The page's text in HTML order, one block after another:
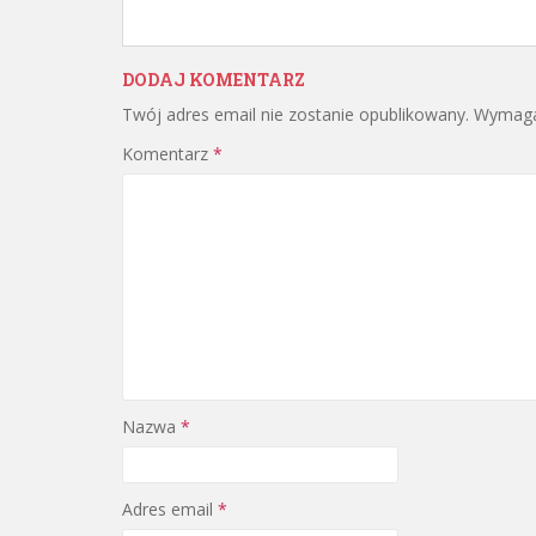
DODAJ KOMENTARZ
Twój adres email nie zostanie opublikowany.
Komentarz *
Nazwa *
Adres email *